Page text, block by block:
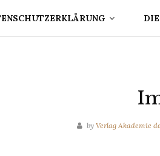
by Verlag Akademie